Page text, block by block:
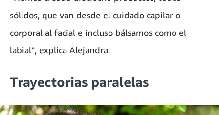
sólidos, que van desde el cuidado capilar o
corporal al facial e incluso bálsamos como el
labial”, explica Alejandra.
Trayectorias paralelas